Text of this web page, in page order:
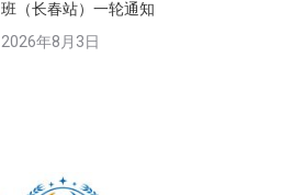
班（长春站）一轮通知
2026年8月3日